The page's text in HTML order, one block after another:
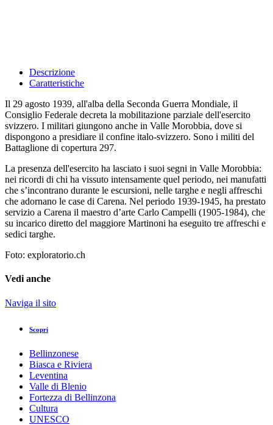
Descrizione
Caratteristiche
Il 29 agosto 1939, all'alba della Seconda Guerra Mondiale, il
Consiglio Federale decreta la mobilitazione parziale dell'esercito
svizzero. I militari giungono anche in Valle Morobbia, dove si
dispongono a presidiare il confine italo-svizzero. Sono i militi del
Battaglione di copertura 297.
La presenza dell'esercito ha lasciato i suoi segni in Valle Morobbia:
nei ricordi di chi ha vissuto intensamente quel periodo, nei manufatti
che s’incontrano durante le escursioni, nelle targhe e negli affreschi
che adornano le case di Carena. Nel periodo 1939-1945, ha prestato
servizio a Carena il maestro d’arte Carlo Campelli (1905-1984), che
su incarico diretto del maggiore Martinoni ha eseguito tre affreschi e
sedici targhe.
Foto: exploratorio.ch
Vedi anche
Naviga il sito
Scopri
Bellinzonese
Biasca e Riviera
Leventina
Valle di Blenio
Fortezza di Bellinzona
Cultura
UNESCO